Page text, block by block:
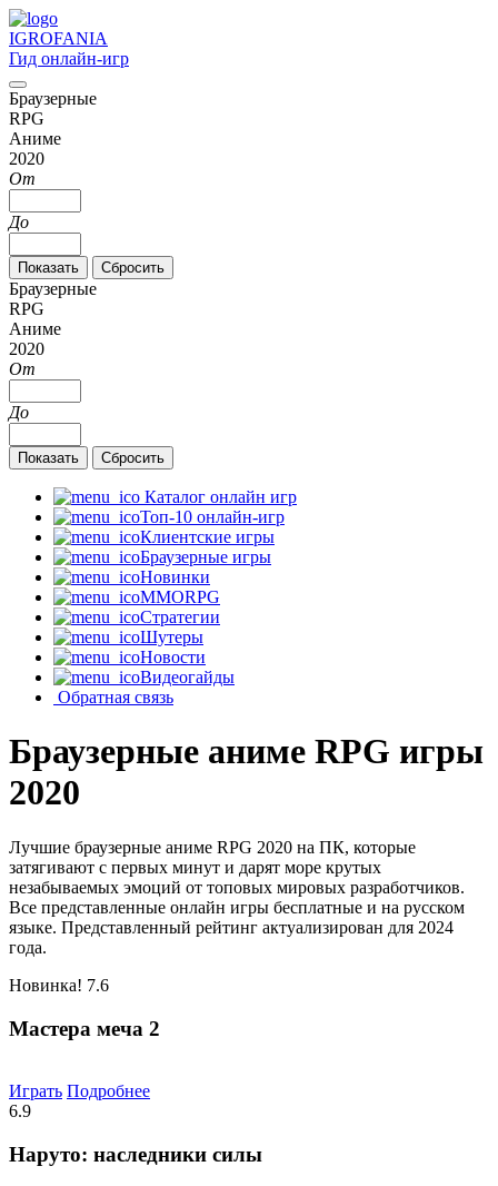
IGROFANIA
Гид онлайн-игр
Браузерные
RPG
Аниме
2020
От
До
Браузерные
RPG
Аниме
2020
От
До
Каталог онлайн игр
Топ-10 онлайн-игр
Клиентские игры
Браузерные игры
Новинки
MMORPG
Стратегии
Шутеры
Новости
Видеогайды
Обратная связь
Браузерные аниме RPG игры
2020
Лучшие браузерные аниме RPG 2020 на ПК, которые
затягивают с первых минут и дарят море крутых
незабываемых эмоций от топовых мировых разработчиков.
Все представленные онлайн игры бесплатные и на русском
языке. Представленный рейтинг актуализирован для 2024
года.
Новинка! 7.6
Мастера меча 2
Играть Подробнее
6.9
Наруто: наследники силы